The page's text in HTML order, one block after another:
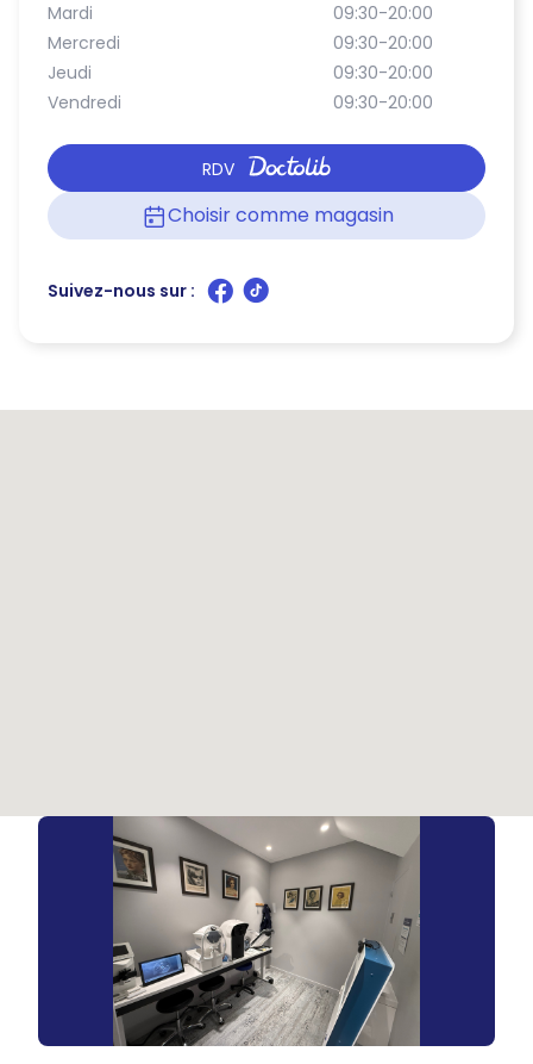
Mardi
09:30-20:00
Mercredi
09:30-20:00
Jeudi
09:30-20:00
Vendredi
09:30-20:00
RDV
Choisir comme magasin
Suivez-nous sur :